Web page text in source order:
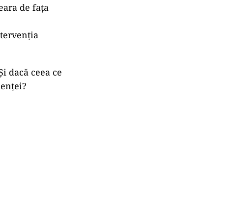
de faţa
dacă ceea ce